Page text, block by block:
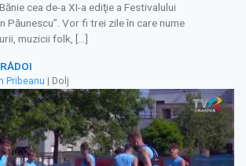
cea de-a XI-a ediţie a Festivalului
Păunescu”. Vor fi trei zile în care nume
muzicii folk, […]
Pribeanu | Dolj